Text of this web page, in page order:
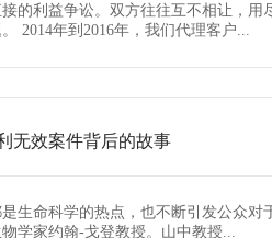
的利益争讼。双方往往互不相让，
2014年到2016年，我们代理客户...
无效案件背后的故事
生命科学的热点，也不断引发公众
学家约翰-戈登教授。山中教授...